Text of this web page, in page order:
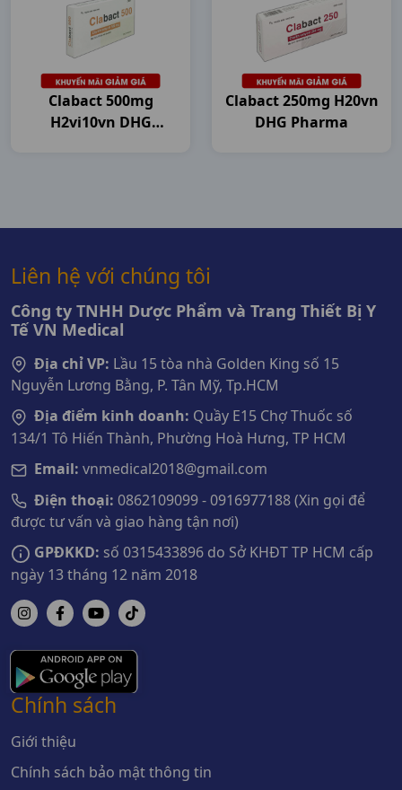
Clabact 500mg
H2vi10vn DHG
Clabact 250mg H20vn
DHG Pharma
Liên hệ với chúng tôi
Công ty TNHH Dược Phẩm và Trang Thiết Bị Y
Tế VN Medical
Địa chỉ VP: Lầu 15 tòa nhà Golden King số 15
Nguyễn Lương Bằng, P. Tân Mỹ, Tp.HCM
Địa điểm kinh doanh: Quầy E15 Chợ Thuốc số
134/1 Tô Hiến Thành, Phường Hoà Hưng, TP HCM
Email: vnmedical2018@gmail.com
Điện thoại: 0862109099 - 0916977188 (Xin gọi để
được tư vấn và giao hàng tận nơi)
GPĐKKD: số 0315433896 do Sở KHĐT TP HCM cấp
ngày 13 tháng 12 năm 2018
Chính sách
Giới thiệu
Chính sách bảo mật thông tin